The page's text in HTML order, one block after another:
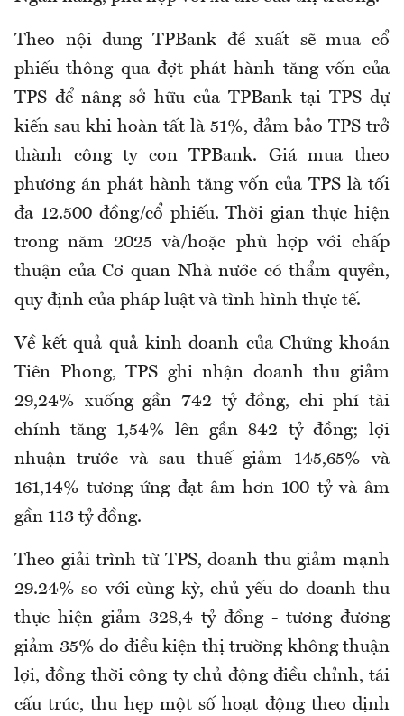
Theo nội dung TPBank đề xuất sẽ mua cổ
phiếu thông qua đợt phát hành tăng vốn của
TPS để nâng sở hữu của TPBank tại TPS dự
kiến sau khi hoàn tất là 51%, đảm bảo TPS trở
thành công ty con TPBank. Giá mua theo
phương án phát hành tăng vốn của TPS là tối
đa 12.500 đồng/cổ phiếu. Thời gian thực hiện
trong năm 2025 và/hoặc phù hợp với chấp
thuận của Cơ quan Nhà nước có thẩm quyền,
quy định của pháp luật và tình hình thực tế.
Về kết quả quả kinh doanh của Chứng khoán
Tiên Phong, TPS ghi nhận doanh thu giảm
29,24% xuống gần 742 tỷ đồng, chi phí tài
chính tăng 1,54% lên gần 842 tỷ đồng; lợi
nhuận trước và sau thuế giảm 145,65% và
161,14% tương ứng đạt âm hơn 100 tỷ và âm
gần 113 tỷ đồng.
Theo giải trình từ TPS, doanh thu giảm mạnh
29.24% so với cùng kỳ, chủ yếu do doanh thu
thực hiện giảm 328,4 tỷ đồng - tương đương
giảm 35% do điều kiện thị trường không thuận
lợi, đồng thời công ty chủ động điều chỉnh, tái
cấu trúc, thu hẹp một số hoạt động theo dịnh